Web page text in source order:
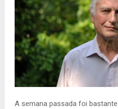
A semana passada foi